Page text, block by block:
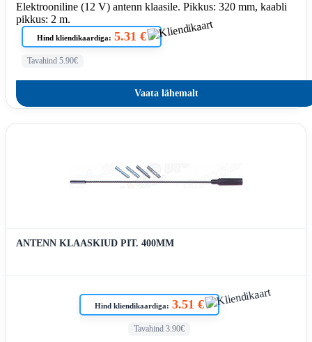
Elektrooniline (12 V) antenn klaasile. Pikkus: 320 mm, kaabli
pikkus: 2 m.
Hind kliendikaardiga: 5.31 €
Tavahind 5.90€
Vaata lähemalt
ANTENN KLAASKIUD PIT. 400MM
Hind kliendikaardiga: 3.51 €
Tavahind 3.90€